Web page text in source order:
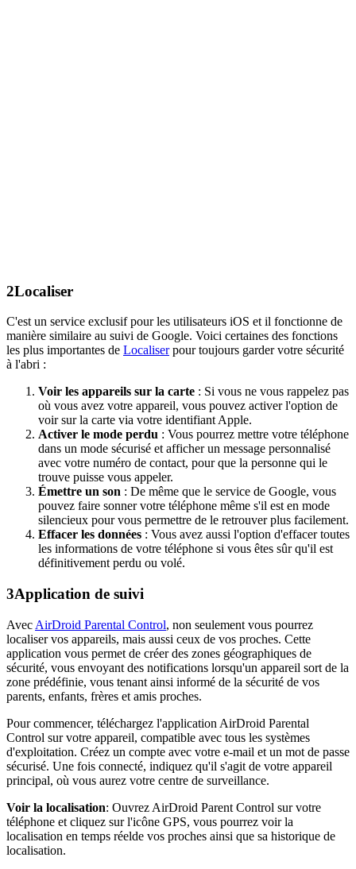
2Localiser
C'est un service exclusif pour les utilisateurs iOS et il fonctionne de
manière similaire au suivi de Google. Voici certaines des fonctions
les plus importantes de Localiserpour toujours garder votre sécurité
à l'abri :
Voir les appareils sur la carte : Si vous ne vous rappelez pas
où vous avez votre appareil, vous pouvez activer l'option de
voir sur la carte via votre identifiant Apple.
Activer le mode perdu : Vous pourrez mettre votre téléphone
dans un mode sécurisé et afficher un message personnalisé
avec votre numéro de contact, pour que la personne qui le
trouve puisse vous appeler.
Émettre un son : De même que le service de Google, vous
pouvez faire sonner votre téléphone même s'il est en mode
silencieux pour vous permettre de le retrouver plus facilement.
Effacer les données : Vous avez aussi l'option d'effacer toutes
les informations de votre téléphone si vous êtes sûr qu'il est
définitivement perdu ou volé.
3Application de suivi
Avec AirDroid Parental Control, non seulement vous pourrez
localiser vos appareils, mais aussi ceux de vos proches. Cette
application vous permet de créer des zones géographiques de
sécurité, vous envoyant des notifications lorsqu'un appareil sort de la
zone prédéfinie, vous tenant ainsi informé de la sécurité de vos
parents, enfants, frères et amis proches.
Pour commencer, téléchargez l'application AirDroid Parental
Control sur votre appareil, compatible avec tous les systèmes
d'exploitation. Créez un compte avec votre e-mail et un mot de passe
sécurisé. Une fois connecté, indiquez qu'il s'agit de votre appareil
principal, où vous aurez votre centre de surveillance.
Voir la localisation: Ouvrez AirDroid Parent Control sur votre
téléphone et cliquez sur l'icône GPS, vous pourrez voir la
localisation en temps réelde vos proches ainsi que sa historique de
localisation.